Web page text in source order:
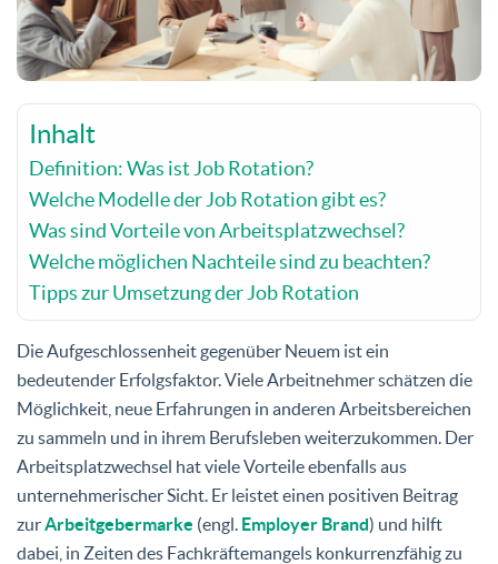
Inhalt
Definition: Was ist Job Rotation?
Welche Modelle der Job Rotation gibt es?
Was sind Vorteile von Arbeitsplatzwechsel?
Welche möglichen Nachteile sind zu beachten?
Tipps zur Umsetzung der Job Rotation
Die Aufgeschlossenheit gegenüber Neuem ist ein
bedeutender Erfolgsfaktor. Viele Arbeitnehmer schätzen die
Möglichkeit, neue Erfahrungen in anderen Arbeitsbereichen
zu sammeln und in ihrem Berufsleben weiterzukommen. Der
Arbeitsplatzwechsel hat viele Vorteile ebenfalls aus
unternehmerischer Sicht. Er leistet einen positiven Beitrag
zurArbeitgebermarke (engl. Employer Brand) und hilft
dabei, in Zeiten des Fachkräftemangels konkurrenzfähig zu